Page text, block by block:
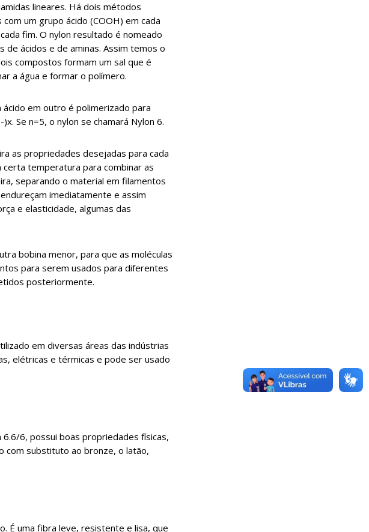
lineares. Há dois métodos
um grupo ácido (COOH) em cada
fim. O nylon resultado é nomeado
ácidos e de aminas. Assim temos o
compostos formam um sal que é
a água e formar o polímero.
em outro é polimerizado para
Se n=5, o nylon se chamará Nylon 6.
as propriedades desejadas para cada
temperatura para combinar as
separando o material em filamentos
imediatamente e assim
e elasticidade, algumas das
bobina menor, para que as moléculas
para serem usados para diferentes
posteriormente.
em diversas áreas das indústrias
elétricas e térmicas e pode ser usado
6, possui boas propriedades físicas,
com substituto ao bronze, o latão,
É uma fibra leve, resistente e lisa, que